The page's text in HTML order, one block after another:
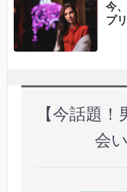
今
プ
【今話題
会